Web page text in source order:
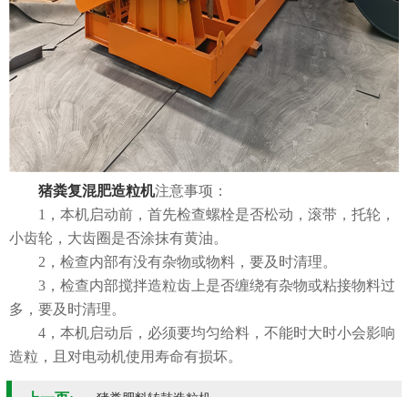
猪粪复混肥造粒机注意事项：
1，本机启动前，首先检查螺栓是否松动，滚带，托轮，
小齿轮，大齿圈是否涂抹有黄油。
2，检查内部有没有杂物或物料，要及时清理。
3，检查内部搅拌造粒齿上是否缠绕有杂物或粘接物料过
多，要及时清理。
4，本机启动后，必须要均匀给料，不能时大时小会影响
造粒，且对电动机使用寿命有损坏。